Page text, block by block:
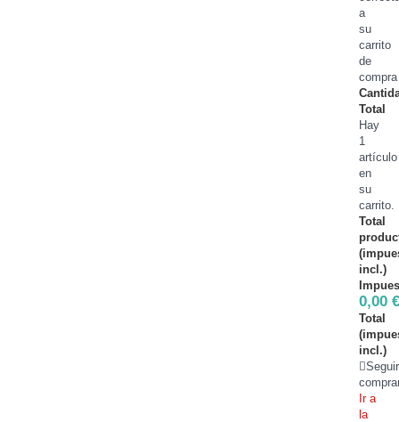
a
su
carrito
de
compra
Total
Hay
1
artículo
en
su
carrito.
Total
incl.)
0,00
Total
incl.)
Seguir
Ir a
la